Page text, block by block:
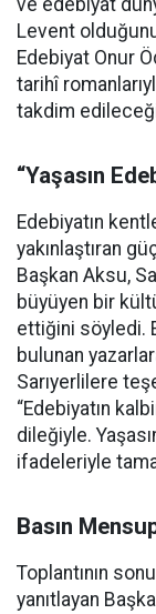
ve edebiyat
Levent
Edebiyat Onur
tarihî
takdim
“Yaşasın
Edebiyatın
yakınlaştıran
Başkan Aksu,
büyüyen bir
ettiğini söyledi.
bulunan
Sarıyerlilere
“Edebiyatın
dileğiyle.
ifadeleriyle
Basın
Toplantının
yanıtlayan